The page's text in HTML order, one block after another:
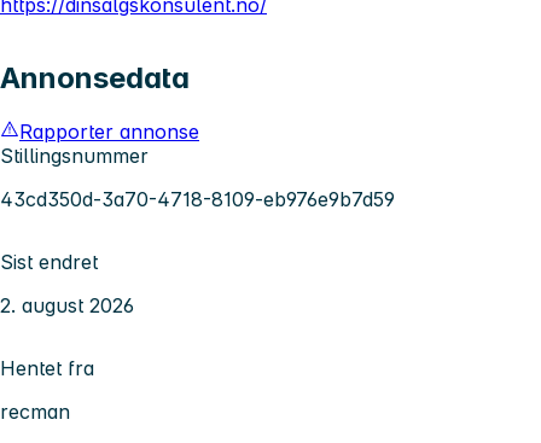
Annonsedata
Rapporter annonse
Stillingsnummer
43cd350d-3a70-4718-8109-eb976e9b7d59
Sist endret
2. august 2026
Hentet fra
recman